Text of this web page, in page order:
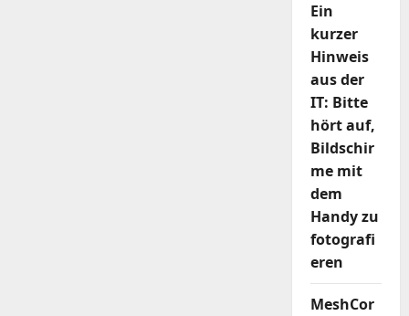
Ein
kurzer
Hinweis
aus der
IT: Bitte
hört auf,
Bildschir
me mit
dem
Handy zu
fotografi
eren
MeshCor